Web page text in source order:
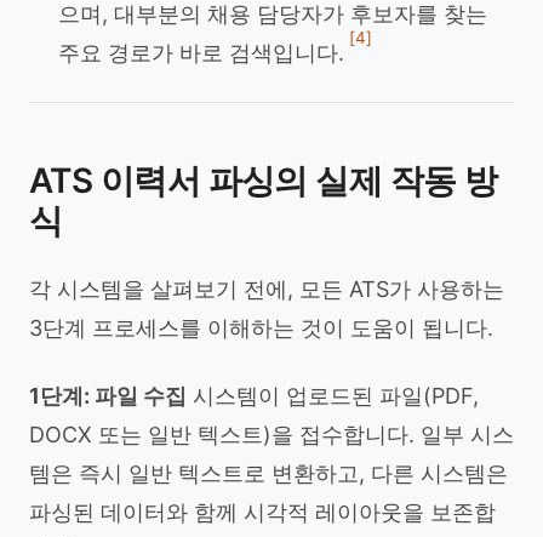
으며, 대부분의 채용 담당자가 후보자를 찾는
주요 경로가 바로 검색입니다.
[4]
ATS 이력서 파싱의 실제 작동 방
식
각 시스템을 살펴보기 전에, 모든 ATS가 사용하는
3단계 프로세스를 이해하는 것이 도움이 됩니다.
1단계: 파일 수집 시스템이 업로드된 파일(PDF,
DOCX 또는 일반 텍스트)을 접수합니다. 일부 시스
템은 즉시 일반 텍스트로 변환하고, 다른 시스템은
파싱된 데이터와 함께 시각적 레이아웃을 보존합